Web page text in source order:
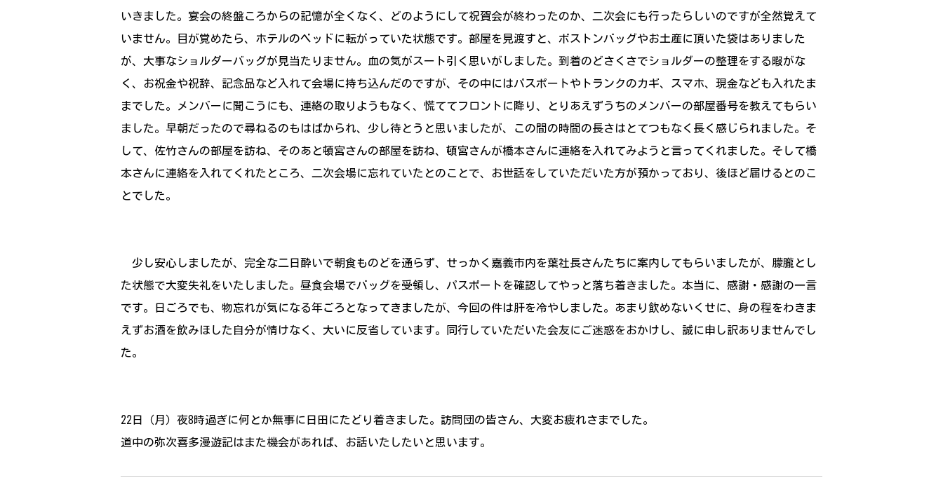
いきました。宴会の終盤ころからの記憶が全くなく、どのようにして祝賀会が終わったのか、二次会にも行ったらしいのですが全然覚えて
いません。目が覚めたら、ホテルのベッドに転がっていた状態です。部屋を見渡すと、ボストンバッグやお土産に頂いた袋はありました
が、大事なショルダーバッグが見当たりません。血の気がスート引く思いがしました。到着のどさくさでショルダーの整理をする暇がな
く、お祝金や祝辞、記念品など入れて会場に持ち込んだのですが、その中にはパスポートやトランクのカギ、スマホ、現金なども入れたま
までした。メンバーに聞こうにも、連絡の取りようもなく、慌ててフロントに降り、とりあえずうちのメンバーの部屋番号を教えてもらい
ました。早朝だったので尋ねるのもはばかられ、少し待とうと思いましたが、この間の時間の長さはとてつもなく長く感じられました。そ
して、佐竹さんの部屋を訪ね、そのあと頓宮さんの部屋を訪ね、頓宮さんが橋本さんに連絡を入れてみようと言ってくれました。そして橋
本さんに連絡を入れてくれたところ、二次会場に忘れていたとのことで、お世話をしていただいた方が預かっており、後ほど届けるとのこ
とでした。
少し安心しましたが、完全な二日酔いで朝食ものどを通らず、せっかく嘉義市内を葉社長さんたちに案内してもらいましたが、朦朧とし
た状態で大変失礼をいたしました。昼食会場でバッグを受領し、パスポートを確認してやっと落ち着きました。本当に、感謝・感謝の一言
です。日ごろでも、物忘れが気になる年ごろとなってきましたが、今回の件は肝を冷やしました。あまり飲めないくせに、身の程をわきま
えずお酒を飲みほした自分が情けなく、大いに反省しています。同行していただいた会友にご迷惑をおかけし、誠に申し訳ありませんでし
た。
22日（月）夜8時過ぎに何とか無事に日田にたどり着きました。訪問団の皆さん、大変お疲れさまでした。
道中の弥次喜多漫遊記はまた機会があれば、お話いたしたいと思います。